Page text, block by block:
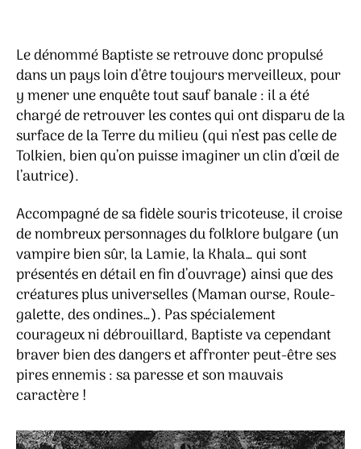
Le dénommé Baptiste se retrouve donc propulsé
dans un pays loin d’être toujours merveilleux, pour
y mener une enquête tout sauf banale : il a été
chargé de retrouver les contes qui ont disparu de la
surface de la Terre du milieu (qui n’est pas celle de
Tolkien, bien qu’on puisse imaginer un clin d’œil de
l’autrice).
Accompagné de sa fidèle souris tricoteuse, il croise
de nombreux personnages du folklore bulgare (un
vampire bien sûr, la Lamie, la Khala… qui sont
présentés en détail en fin d’ouvrage) ainsi que des
créatures plus universelles (Maman ourse, Roule-
galette, des ondines…). Pas spécialement
courageux ni débrouillard, Baptiste va cependant
braver bien des dangers et affronter peut-être ses
pires ennemis : sa paresse et son mauvais
caractère !